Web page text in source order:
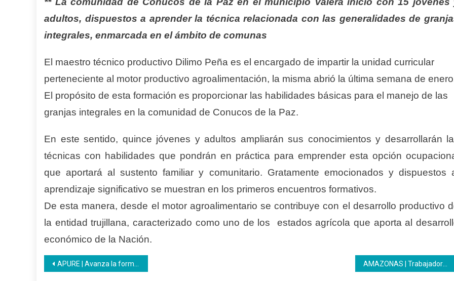
adultos, dispuestos a aprender la técnica relacionada con las generalidades de
integrales, enmarcada en el ámbito de comunas
El maestro técnico productivo Dilimo Peña es el encargado de impartir la unidad curricular
perteneciente al motor productivo agroalimentación, la misma abrió la última semana de
El propósito de esta formación es proporcionar las habilidades básicas para el manejo de las
granjas integrales en la comunidad de Conucos de la Paz.
En este sentido, quince jóvenes y adultos ampliarán sus conocimientos y desarrollarán
técnicas con habilidades que pondrán en práctica para emprender esta opción
que aportará al sustento familiar y comunitario. Gratamente emocionados y dispuestos
aprendizaje significativo se muestran en los primeros encuentros formativos.
De esta manera, desde el motor agroalimentario se contribuye con el desarrollo productivo
la entidad trujillana, caracterizado como uno de los estados agrícola que aporta al
económico de la Nación.
Navegación
APURE | Avanza la formación Panadería Artesanal en la parroquia San Juan de Payara